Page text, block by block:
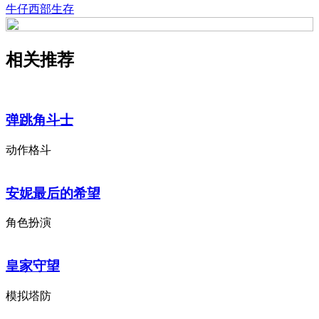
牛仔西部生存
相关推荐
弹跳角斗士
动作格斗
安妮最后的希望
角色扮演
皇家守望
模拟塔防